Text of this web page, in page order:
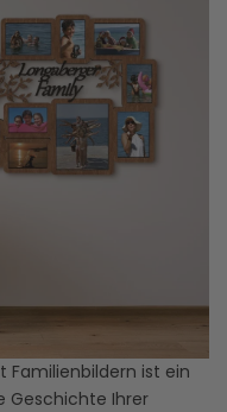
Familienbildern ist ein
Geschichte Ihrer